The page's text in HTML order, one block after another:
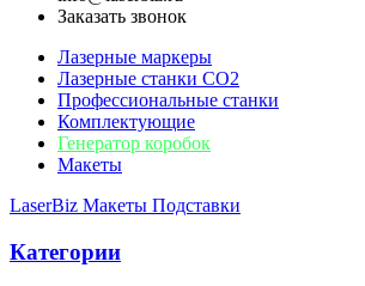
Заказать звонок
Лазерные маркеры
Лазерные станки CO2
Профессиональные станки
Комплектующие
Генератор коробок
Макеты
LaserBiz Макеты Подставки
Категории